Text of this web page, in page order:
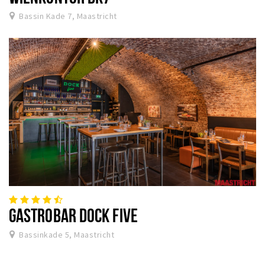
Bassin Kade 7, Maastricht
GASTROBAR DOCK FIVE
Bassinkade 5, Maastricht